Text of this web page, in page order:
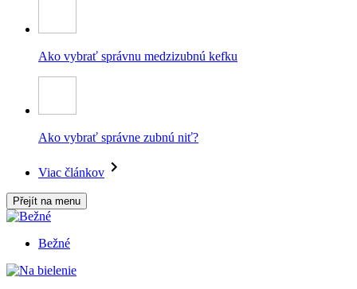
Ako vybrať správnu medzizubnú kefku
Ako vybrať správne zubnú niť?
Viac článkov
Přejít na menu
Bežné